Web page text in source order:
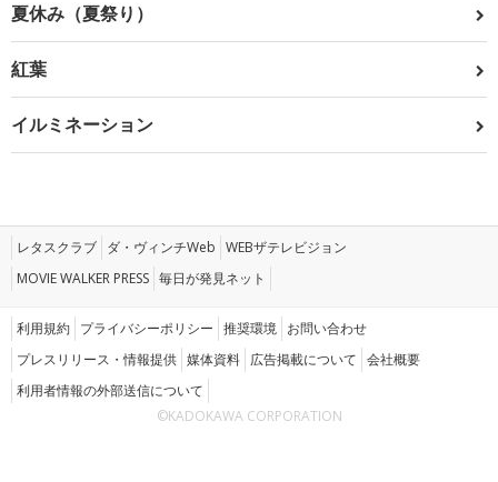
夏休み（夏祭り）
紅葉
イルミネーション
レタスクラブ ダ・ヴィンチWeb WEBザテレビジョン
MOVIE WALKER PRESS 毎日が発見ネット
利用規約 プライバシーポリシー 推奨環境 お問い合わせ
プレスリリース・情報提供 媒体資料 広告掲載について 会社概要
利用者情報の外部送信について
©KADOKAWA CORPORATION